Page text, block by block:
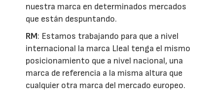
nuestra marca en determinados mercados
que están despuntando.
RM: Estamos trabajando para que a nivel
internacional la marca Lleal tenga el mismo
posicionamiento que a nivel nacional, una
marca de referencia a la misma altura que
cualquier otra marca del mercado europeo.